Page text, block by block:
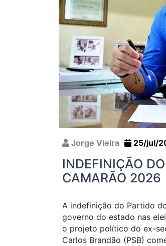
Jorge Vieira 25/jul/
INDEFINIÇÃO
CAMARÃO 2026
A indefinição do Partido
governo do estado nas
o projeto político do ex-
Carlos Brandão (PSB)